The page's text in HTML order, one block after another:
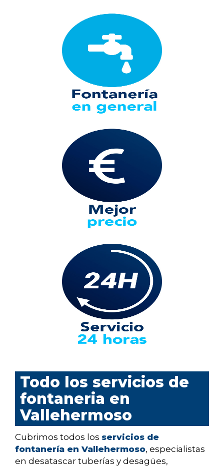
Todo los servicios de
fontaneria en
Vallehermoso
Cubrimos todos los servicios de
fontanería en Vallehermoso, especialistas
en desatascar tuberías y desagües,